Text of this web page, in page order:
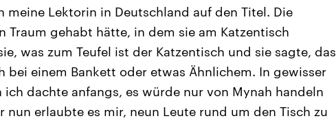
meine Lektorin in Deutschland auf den Titel. Die
Traum gehabt hätte, in dem sie am Katzentisch
was zum Teufel ist der Katzentisch und sie sagte, das
bei einem Bankett oder etwas Ähnlichem. In gewisser
ich dachte anfangs, es würde nur von Mynah handeln
nun erlaubte es mir, neun Leute rund um den Tisch zu